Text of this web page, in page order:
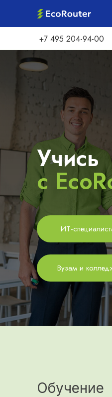
+7 495 204-94-00
Учись
с
Вузам и
ИТ-
Обучение